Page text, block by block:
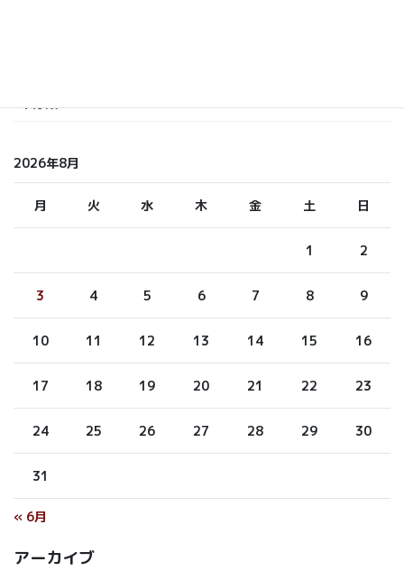
2026年8月
月 火 水 木 金 土 日
1 2
3 4 5 6 7 8 9
10 11 12 13 14 15 16
17 18 19 20 21 22 23
24 25 26 27 28 29 30
31
« 6月
アーカイブ